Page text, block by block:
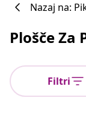
Nazaj na:
Plošče Za
Filtri